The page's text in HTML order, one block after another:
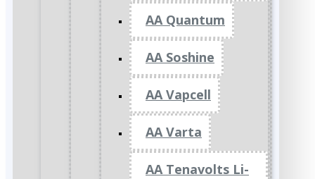
AA Quantum
AA Soshine
AA Vapcell
AA Varta
AA Tenavolts Li-